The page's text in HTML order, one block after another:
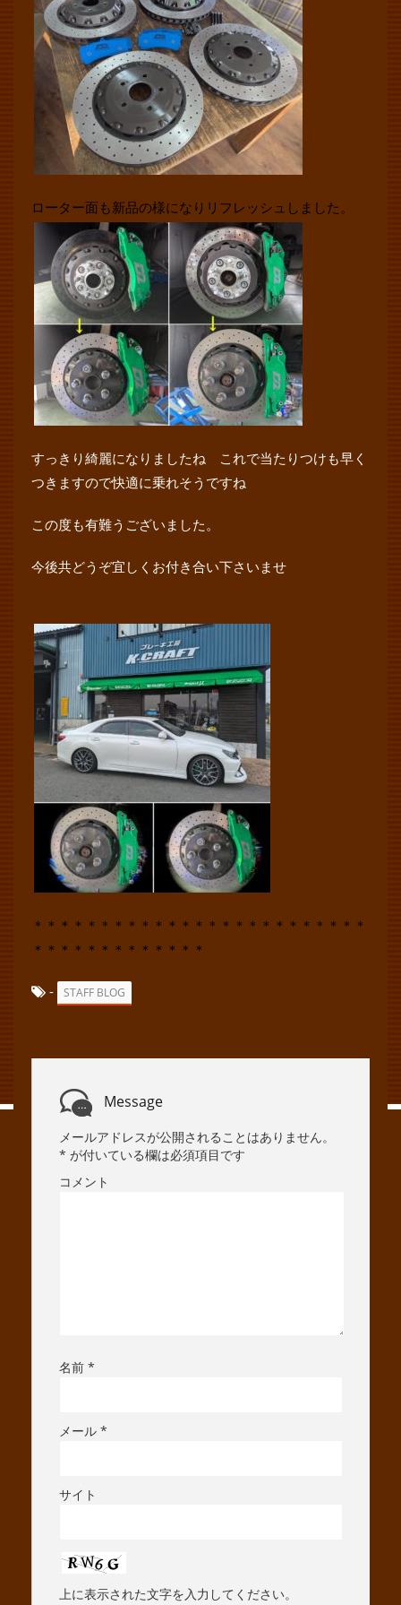
ローター面も新品の様になりリフレッシュしました。
すっきり綺麗になりましたね これで当たりつけも早く
つきますので快適に乗れそうですね
この度も有難うございました。
今後共どうぞ宜しくお付き合い下さいませ
＊＊＊＊＊＊＊＊＊＊＊＊＊＊＊＊＊＊＊＊＊＊＊＊＊
＊＊＊＊＊＊＊＊＊＊＊＊＊
- STAFF BLOG
Message
メールアドレスが公開されることはありません。
* が付いている欄は必須項目です
コメント
名前 *
メール *
サイト
上に表示された文字を入力してください。